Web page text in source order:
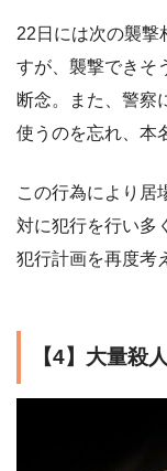
22日には次の襲撃
すが、襲撃できそ
断念。また、警察
使うのを忘れ、本
この行為により居
対に犯行を行い多
犯行計画を再度考
【4】大量殺